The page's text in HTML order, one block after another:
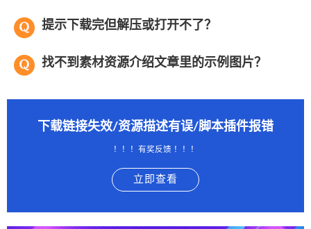
提示下载完但解压或打开不了？
找不到素材资源介绍文章里的示例图片？
下载链接失效/资源描述有误/脚本插件报错
！！！有奖反馈 ！！！
立即查看